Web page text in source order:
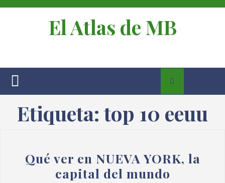
El Atlas de MB
Etiqueta:top 10 eeuu
Qué ver en NUEVA YORK, la
capital del mundo